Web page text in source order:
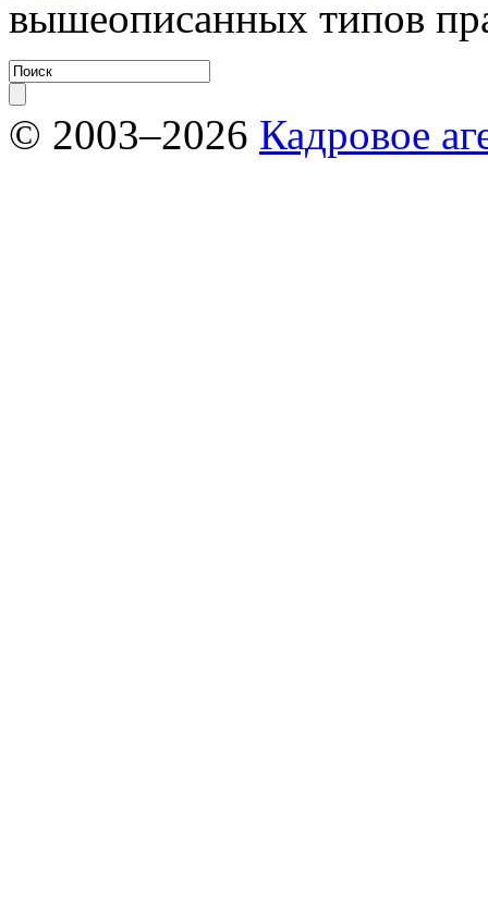
вышеописанных типов
© 2003–2026 Кадровое